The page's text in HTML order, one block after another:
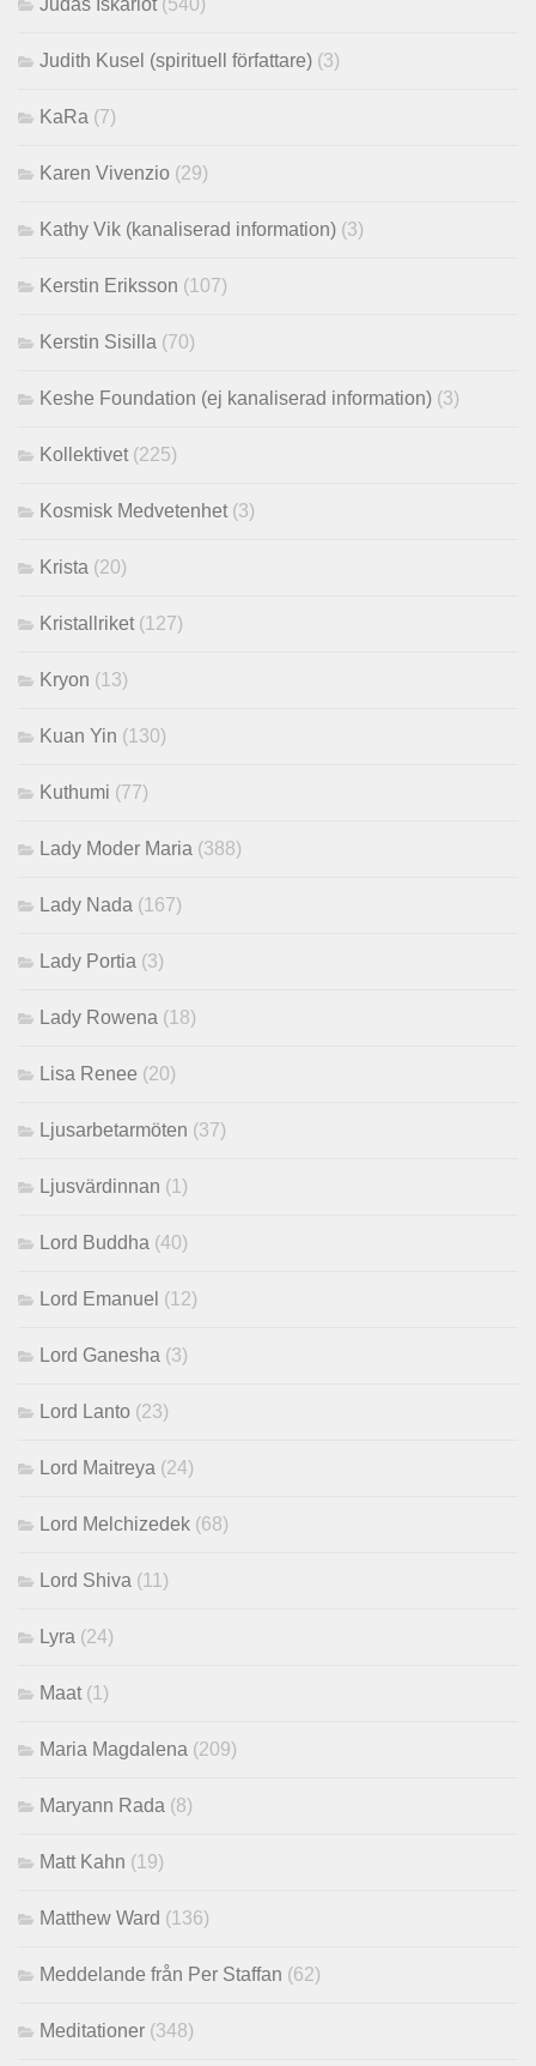
Judith Kusel (spirituell författare) (3)
KaRa (7)
Karen Vivenzio (29)
Kathy Vik (kanaliserad information) (3)
Kerstin Eriksson (107)
Kerstin Sisilla (70)
Keshe Foundation (ej kanaliserad information) (3)
Kollektivet (225)
Kosmisk Medvetenhet (3)
Krista (20)
Kristallriket (127)
Kryon (13)
Kuan Yin (130)
Kuthumi (77)
Lady Moder Maria (388)
Lady Nada (167)
Lady Portia (3)
Lady Rowena (18)
Lisa Renee (20)
Ljusarbetarmöten (37)
Ljusvärdinnan (1)
Lord Buddha (40)
Lord Emanuel (12)
Lord Ganesha (3)
Lord Lanto (23)
Lord Maitreya (24)
Lord Melchizedek (68)
Lord Shiva (11)
Lyra (24)
Maat (1)
Maria Magdalena (209)
Maryann Rada (8)
Matt Kahn (19)
Matthew Ward (136)
Meddelande från Per Staffan (62)
Meditationer (348)